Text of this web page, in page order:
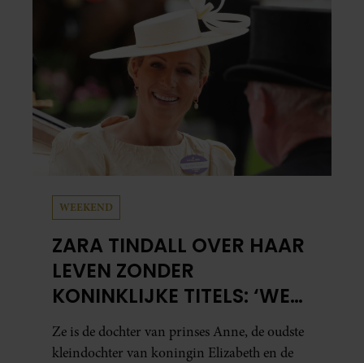
WEEKEND
ZARA TINDALL OVER HAAR
LEVEN ZONDER
KONINKLIJKE TITELS: ‘WE
HEBBEN ENORM VEEL
GELUK GEHAD’
Ze is de dochter van prinses Anne, de oudste
kleindochter van koningin Elizabeth en de